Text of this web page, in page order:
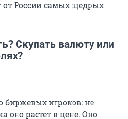
от России самых щедрых
Скупать валюту или
биржевых игроков: не
оно растет в цене. Оно